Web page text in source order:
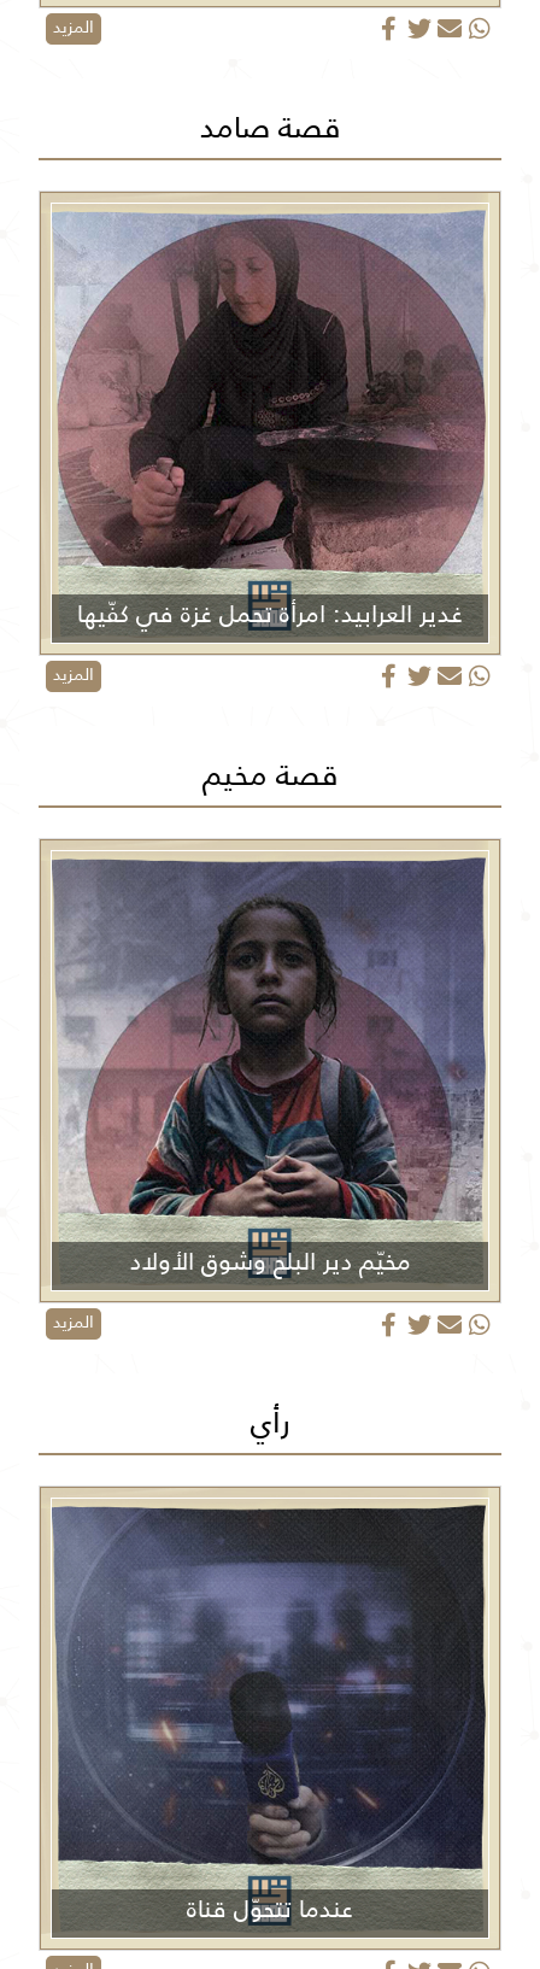
المزيد
قصة صامد
غدير العرابيد: امرأة تحمل غزة في كفّيها
المزيد
قصة مخيم
مخيّم دير البلح وشوق الأولاد
المزيد
رأي
عندما تتحوّل قناة
الجزيرة من منبر إعلامي إلى منصة دعائية